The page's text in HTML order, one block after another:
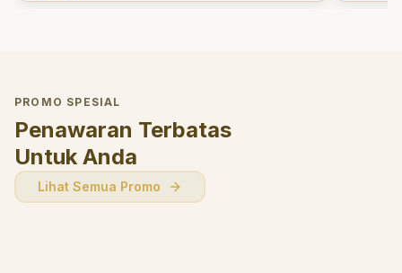
PROMO SPESIAL
Penawaran Terbatas
Untuk Anda
Lihat Semua Promo